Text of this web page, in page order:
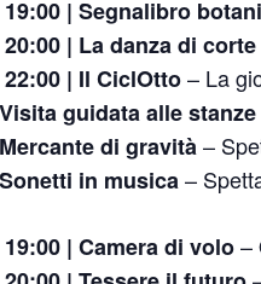
19:00 | Segnalibro
20:00 | La danza di
22:00 | Il CiclOtto– La
guidata alle
di gravità–
in musica–
19:00 | Camera di volo–